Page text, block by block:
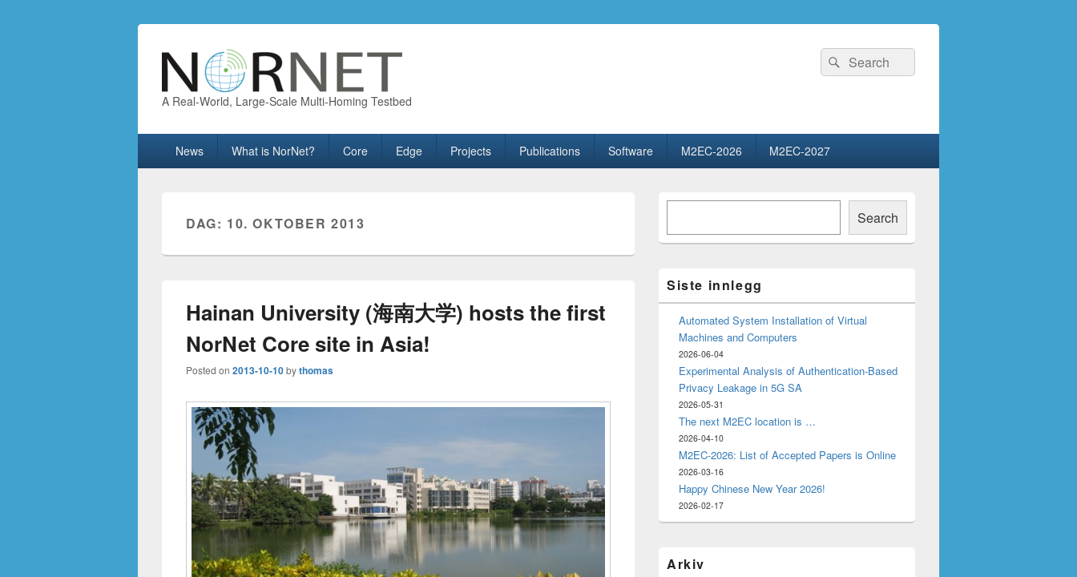
A Real-World, Large-Scale Multi-Homing Testbed
Search
for:
Search
News What is NorNet? Core Edge Projects Publications Software M2EC-2026 M2EC-2027
DAG: 10. OKTOBER 2013
Hainan University (海南大学) hosts the first
NorNet Core site in Asia!
Posted on 2013-10-10bythomas
Primary
Area
Search
Siste innlegg
Automated System Installation of Virtual
Machines and Computers
2026-06-04
Experimental Analysis of Authentication-Based
Privacy Leakage in 5G SA
2026-05-31
The next M2EC location is …
2026-04-10
M2EC-2026: List of Accepted Papers is Online
2026-03-16
Happy Chinese New Year 2026!
2026-02-17
Arkiv